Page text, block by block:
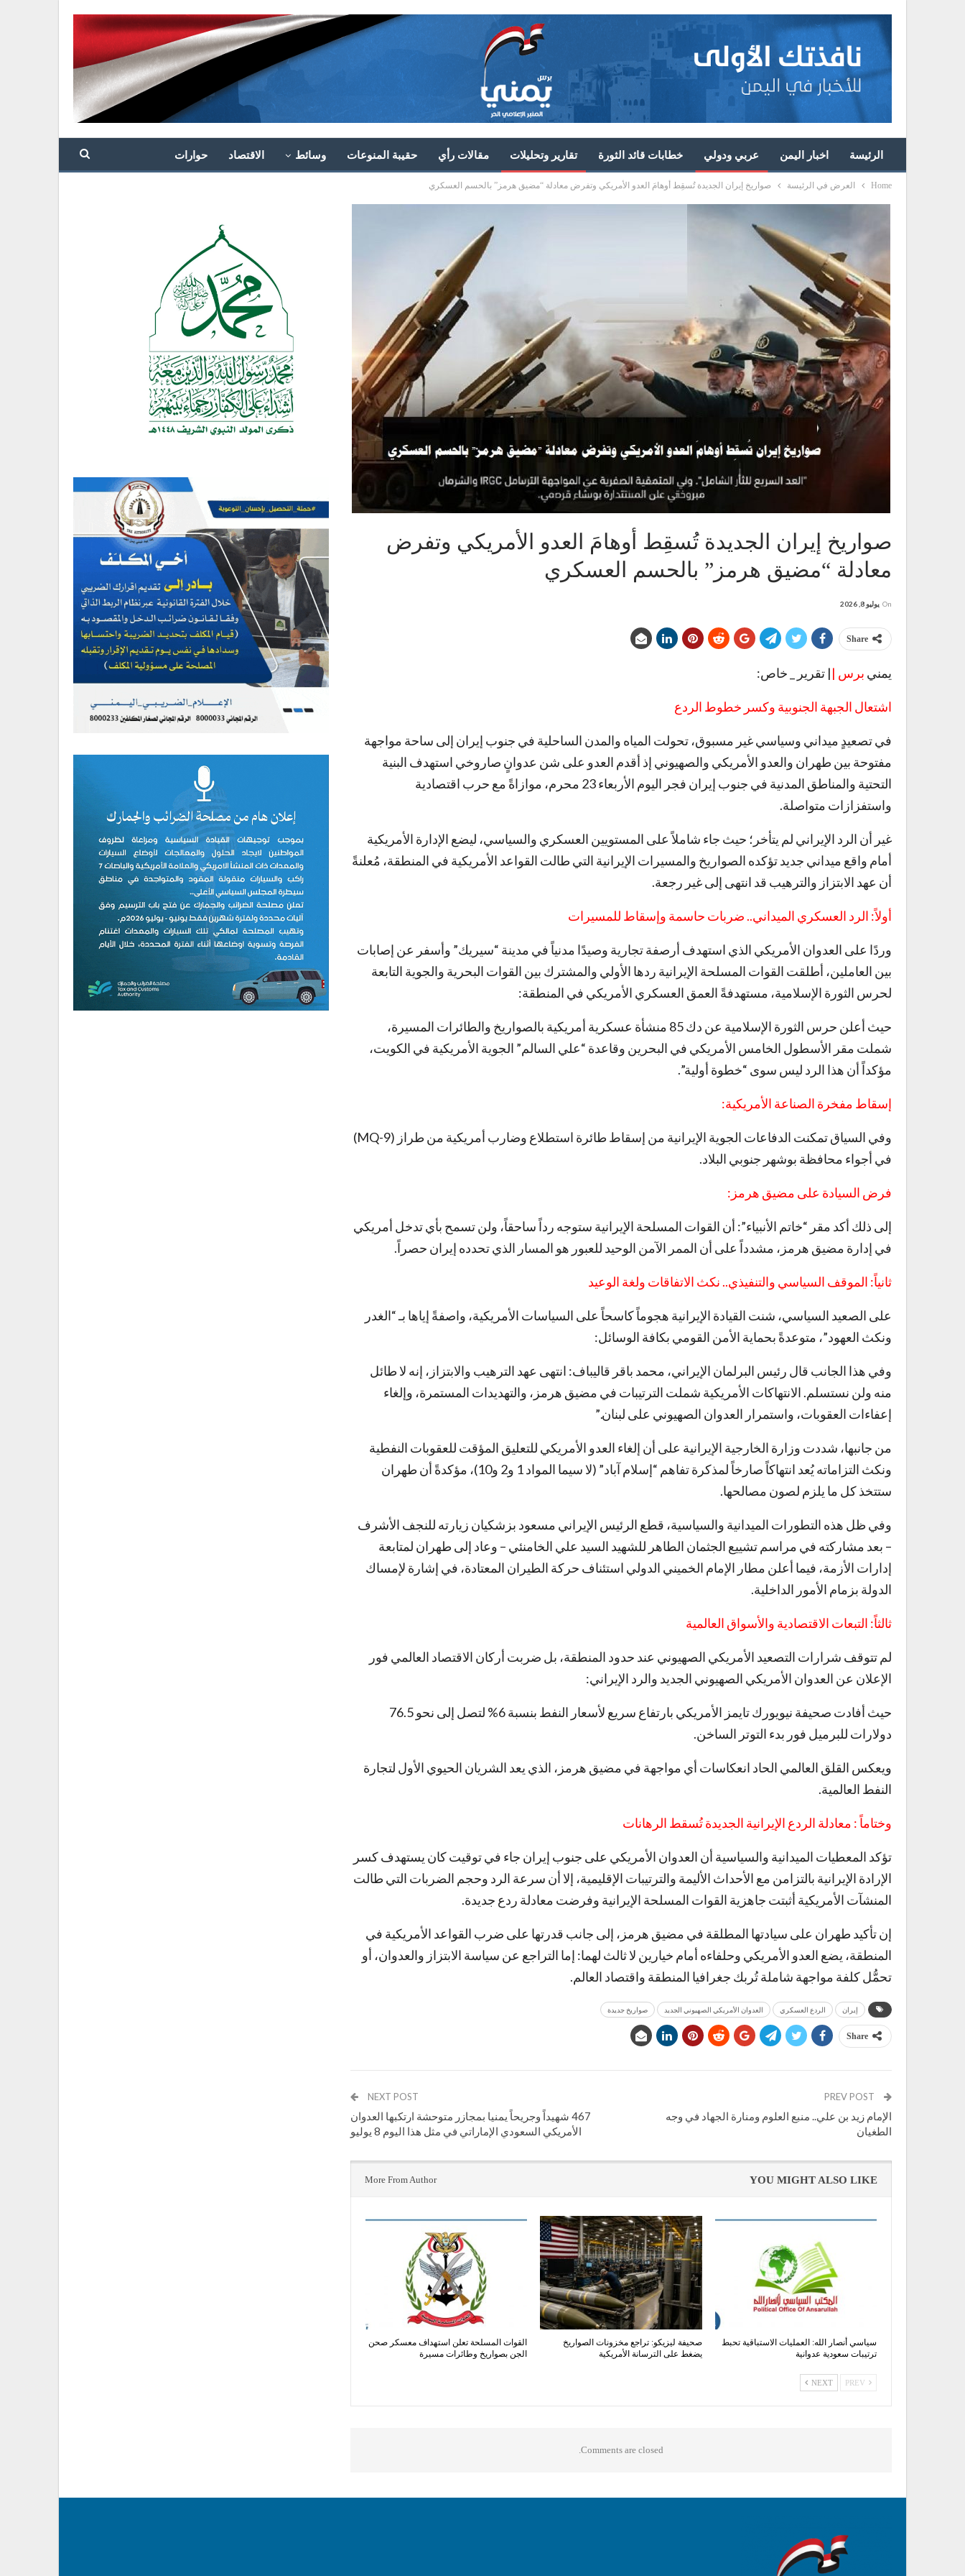
الرئيسة اخبار اليمن عربي ودولي خطابات قائد الثورة تقارير وتحليلات مقالات رأي حقيبة المنوعات وسائط الاقتصاد حوارات
Home العرض في الرئيسة صواريخ إيران الجديدة تُسقِط أوهامَ العدو الأمريكي وتفرض معادلة “مضيق هرمز” بالحسم العسكري
صواريخ إيران الجديدة تُسقِط أوهامَ العدو الأمريكي وتفرض
معادلة “مضيق هرمز” بالحسم العسكري
On يوليو 8, 2026
Share
يمني برس || تقرير _ خاص:
اشتعال الجبهة الجنوبية وكسر خطوط الردع
في تصعيدٍ ميداني وسياسي غير مسبوق، تحولت المياه والمدن الساحلية في جنوب إيران إلى ساحة مواجهة
مفتوحة بين طهران والعدو الأمريكي والصهيوني إذ أقدم العدو على شن عدوانٍ صاروخي استهدف البنية
التحتية والمناطق المدنية في جنوب إيران فجر اليوم الأربعاء 23 محرم، موازاةً مع حرب اقتصادية
واستفزازات متواصلة.
غير أن الرد الإيراني لم يتأخر؛ حيث جاء شاملاً على المستويين العسكري والسياسي، ليضع الإدارة الأمريكية
أمام واقع ميداني جديد تؤكده الصواريخ والمسيرات الإيرانية التي طالت القواعد الأمريكية في المنطقة، مُعلنةً
أن عهد الابتزاز والترهيب قد انتهى إلى غير رجعة.
أولاً: الرد العسكري الميداني.. ضربات حاسمة وإسقاط للمسيرات
وردًا على العدوان الأمريكي الذي استهدف أرصفة تجارية وصيدًا مدنياً في مدينة “سيريك” وأسفر عن إصابات
بين العاملين، أطلقت القوات المسلحة الإيرانية ردها الأولي والمشترك بين القوات البحرية والجوية التابعة
لحرس الثورة الإسلامية، مستهدفةً العمق العسكري الأمريكي في المنطقة:
حيث أعلن حرس الثورة الإسلامية عن دك 85 منشأة عسكرية أمريكية بالصواريخ والطائرات المسيرة،
شملت مقر الأسطول الخامس الأمريكي في البحرين وقاعدة “علي السالم” الجوية الأمريكية في الكويت،
مؤكداً أن هذا الرد ليس سوى “خطوة أولية”.
إسقاط مفخرة الصناعة الأمريكية:
وفي السياق تمكنت الدفاعات الجوية الإيرانية من إسقاط طائرة استطلاع وضارب أمريكية من طراز (MQ-9)
في أجواء محافظة بوشهر جنوبي البلاد.
فرض السيادة على مضيق هرمز:
إلى ذلك أكد مقر “خاتم الأنبياء”: أن القوات المسلحة الإيرانية ستوجه رداً ساحقاً، ولن تسمح بأي تدخل أمريكي
في إدارة مضيق هرمز، مشدداً على أن الممر الآمن الوحيد للعبور هو المسار الذي تحدده إيران حصراً.
ثانياً: الموقف السياسي والتنفيذي.. نكث الاتفاقات ولغة الوعيد
على الصعيد السياسي، شنت القيادة الإيرانية هجوماً كاسحاً على السياسات الأمريكية، واصفةً إياها بـ “الغدر
ونكث العهود”، متوعدةً بحماية الأمن القومي بكافة الوسائل:
وفي هذا الجانب قال رئيس البرلمان الإيراني، محمد باقر قاليباف: انتهى عهد الترهيب والابتزاز، إنه لا طائل
منه ولن نستسلم. الانتهاكات الأمريكية شملت الترتيبات في مضيق هرمز، والتهديدات المستمرة، وإلغاء
إعفاءات العقوبات، واستمرار العدوان الصهيوني على لبنان.”
من جانبها، شددت وزارة الخارجية الإيرانية على أن إلغاء العدو الأمريكي للتعليق المؤقت للعقوبات النفطية
ونكث التزاماته يُعد انتهاكاً صارخاً لمذكرة تفاهم “إسلام آباد” (لا سيما المواد 1 و2 و10)، مؤكدةً أن طهران
ستتخذ كل ما يلزم لصون مصالحها.
وفي ظل هذه التطورات الميدانية والسياسية، قطع الرئيس الإيراني مسعود بزشكيان زيارته للنجف الأشرف
– بعد مشاركته في مراسم تشييع الجثمان الطاهر للشهيد السيد علي الخامنئي – وعاد إلى طهران لمتابعة
إدارات الأزمة، فيما أعلن مطار الإمام الخميني الدولي استئناف حركة الطيران المعتادة، في إشارة لإمساك
الدولة بزمام الأمور الداخلية.
ثالثاً: التبعات الاقتصادية والأسواق العالمية
لم تتوقف شرارات التصعيد الأمريكي الصهيوني عند حدود المنطقة، بل ضربت أركان الاقتصاد العالمي فور
الإعلان عن العدوان الأمريكي الصهيوني الجديد والرد الإيراني:
حيث أفادت صحيفة نيويورك تايمز الأمريكي بارتفاع سريع لأسعار النفط بنسبة 6% لتصل إلى نحو 76.5
دولارات للبرميل فور بدء التوتر الساخن.
ويعكس القلق العالمي الحاد انعكاسات أي مواجهة في مضيق هرمز، الذي يعد الشريان الحيوي الأول لتجارة
النفط العالمية.
وختاماً : معادلة الردع الإيرانية الجديدة تُسقط الرهانات
تؤكد المعطيات الميدانية والسياسية أن العدوان الأمريكي على جنوب إيران جاء في توقيت كان يستهدف كسر
الإرادة الإيرانية بالتزامن مع الأحداث الأليمة والترتيبات الإقليمية، إلا أن سرعة الرد وحجم الضربات التي طالت
المنشآت الأمريكية أثبتت جاهزية القوات المسلحة الإيرانية وفرضت معادلة ردع جديدة.
إن تأكيد طهران على سيادتها المطلقة في مضيق هرمز، إلى جانب قدرتها على ضرب القواعد الأمريكية في
المنطقة، يضع العدو الأمريكي وحلفاءه أمام خيارين لا ثالث لهما: إما التراجع عن سياسة الابتزاز والعدوان، أو
تحمُّل كلفة مواجهة شاملة تُربك جغرافيا المنطقة واقتصاد العالم.
إيران الردع العسكري العدوان الأمريكي الصهيوني الجديد صواريخ جديدة
Share
الإمام زيد بن علي.. منبع العلوم ومنارة الجهاد في وجه
الطغيان
NEXT POST
467 شهيداً وجريحاً يمنيا بمجازر متوحشة ارتكبها العدوان
الأمريكي السعودي الإماراتي في مثل هذا اليوم 8 يوليو
YOU MIGHT ALSO LIKE
More From Author
سياسي أنصار الله: العمليات الاستباقية تحبط
ترتيبات سعودية عدوانية
صحيفة ليزيكو: تراجع مخزونات الصواريخ
يضغط على الترسانة الأمريكية
القوات المسلحة تعلن استهداف معسكر صحن
الجن بصواريخ وطائرات مسيرة
NEXT
Comments are closed.